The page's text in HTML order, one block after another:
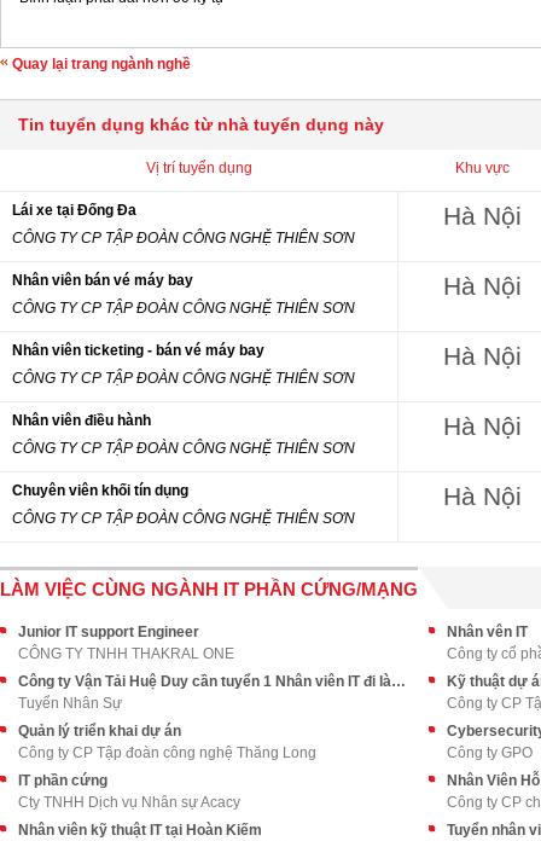
Quay lại trang ngành nghề
Tin tuyển dụng khác từ nhà tuyển dụng này
Vị trí tuyển dụng Khu vực
Lái xe tại Đống Đa
CÔNG TY CP TẬP ĐOÀN CÔNG NGHỆ THIÊN SƠN
Hà Nội
Nhân viên bán vé máy bay
CÔNG TY CP TẬP ĐOÀN CÔNG NGHỆ THIÊN SƠN
Hà Nội
Nhân viên ticketing - bán vé máy bay
CÔNG TY CP TẬP ĐOÀN CÔNG NGHỆ THIÊN SƠN
Hà Nội
Nhân viên điều hành
CÔNG TY CP TẬP ĐOÀN CÔNG NGHỆ THIÊN SƠN
Hà Nội
Chuyên viên khối tín dụng
CÔNG TY CP TẬP ĐOÀN CÔNG NGHỆ THIÊN SƠN
Hà Nội
LÀM VIỆC CÙNG NGÀNH IT PHẦN CỨNG/MẠNG
Junior IT support Engineer
CÔNG TY TNHH THAKRAL ONE
Nhân vên IT
Công ty cổ
Công ty Vận Tải Huệ Duy cần tuyển 1 Nhân viên IT đi làm ngay
Tuyển Nhân Sự
Kỹ thuật dự
Công ty CP
Quản lý triển khai dự án
Công ty CP Tập đoàn công nghệ Thăng Long
Công ty GPO
IT phần cứng
Cty TNHH Dịch vụ Nhân sự Acacy
Nhân Viên
Công ty CP
Nhân viên kỹ thuật IT tại Hoàn Kiếm
Tuyển nhân